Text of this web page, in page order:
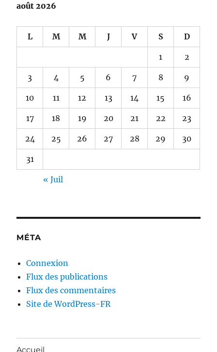
août 2026
L M M J V S D
1 2
3 4 5 6 7 8 9
10 11 12 13 14 15 16
17 18 19 20 21 22 23
24 25 26 27 28 29 30
31
« Juil
MÉTA
Connexion
Flux des publications
Flux des commentaires
Site de WordPress-FR
Accueil